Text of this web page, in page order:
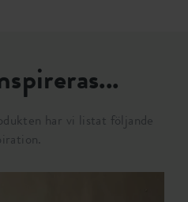
har vi listat följande